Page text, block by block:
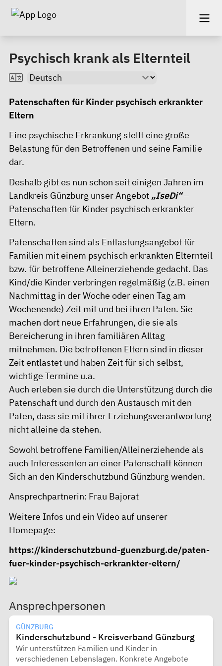
Psychisch krank als Elternteil
Patenschaften für Kinder psychisch erkrankter
Eltern
Eine psychische Erkrankung stellt eine große
Belastung für den Betroffenen und seine Familie
dar.
Deshalb gibt es nun schon seit einigen Jahren im
Landkreis Günzburg unser Angebot „IseDi“–
Patenschaften für Kinder psychisch erkrankter
Eltern.
Patenschaften sind als Entlastungsangebot für
Familien mit einem psychisch erkrankten Elternteil
bzw. für betroffene Alleinerziehende gedacht. Das
Kind/die Kinder verbringen regelmäßig (z.B. einen
Nachmittag in der Woche oder einen Tag am
Wochenende) Zeit mit und bei ihren Paten. Sie
machen dort neue Erfahrungen, die sie als
Bereicherung in ihren familiären Alltag
mitnehmen. Die betroffenen Eltern sind in dieser
Zeit entlastet und haben Zeit für sich selbst,
wichtige Termine u.a.
Auch erleben sie durch die Unterstützung durch die
Patenschaft und durch den Austausch mit den
Paten, dass sie mit ihrer Erziehungsverantwortung
nicht alleine da stehen.
Sowohl betroffene Familien/Alleinerziehende als
auch Interessenten an einer Patenschaft können
Sich an den Kinderschutzbund Günzburg wenden.
Ansprechpartnerin: Frau Bajorat
Weitere Infos und ein Video auf unserer
Homepage:
https://kinderschutzbund-guenzburg.de/paten-
fuer-kinder-psychisch-erkrankter-eltern/
Ansprechpersonen
GÜNZBURG
Kinderschutzbund - Kreisverband Günzburg
Wir unterstützen Familien und Kinder in
verschiedenen Lebenslagen. Konkrete Angebote